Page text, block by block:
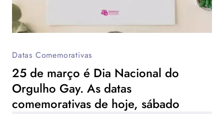
Datas Comemorativas
25 de março é Dia Nacional do
Orgulho Gay. As datas
comemorativas de hoje, sábado